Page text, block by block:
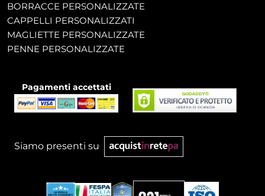
BORRACCE PERSONALIZZATE
CAPPELLI PERSONALIZZATI
MAGLIETTE PERSONALIZZATE
PENNE PERSONALIZZATE
Pagamenti accettati
Siamo presenti su